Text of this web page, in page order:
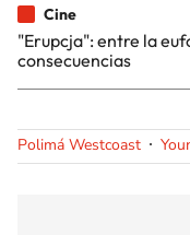
Cine
"Erupcja": entre la
consecuencias
Polimá Westcoast